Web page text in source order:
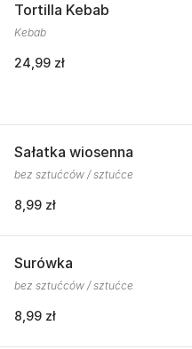
Tortilla Kebab
Kebab
24,99 zł
Sałatka wiosenna
bez sztućców / sztućce
8,99 zł
Surówka
bez sztućców / sztućce
8,99 zł